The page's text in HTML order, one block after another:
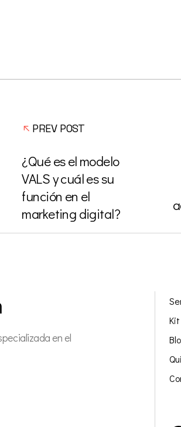
PREV POST
¿Qué es el modelo
VALS y cuál es su
función en el
marketing digital?
en el